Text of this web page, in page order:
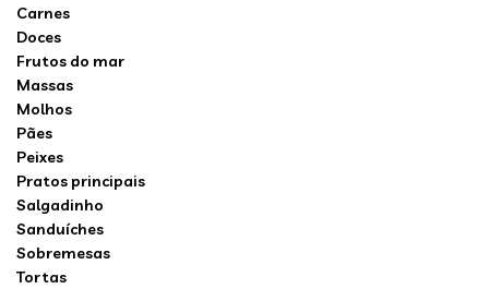
Carnes
Doces
Frutos do mar
Massas
Molhos
Pães
Peixes
Pratos principais
Salgadinho
Sanduíches
Sobremesas
Tortas